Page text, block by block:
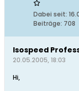
Dabei seit:
Beiträge: 708
Isospeed
20.05.2005, 18:03
Hi,